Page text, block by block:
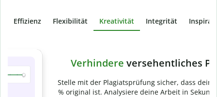
Effizienz Flexibilität Kreativität Integrität
Slide 4 of 6